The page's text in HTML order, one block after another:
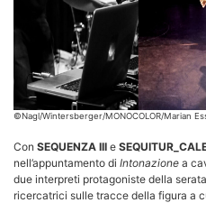
©Nagl/Wintersberger/MONOCOLOR/Marian
Con SEQUENZA III e
nell’appuntamento di Intonazione a
due interpreti protagoniste della
ricercatrici sulle tracce della figura a